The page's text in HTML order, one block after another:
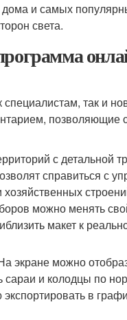
и самых
света.
так и
позволяющие
с детальной
справиться с
можно менять
макет к
можно
сараи и колодцы по
в